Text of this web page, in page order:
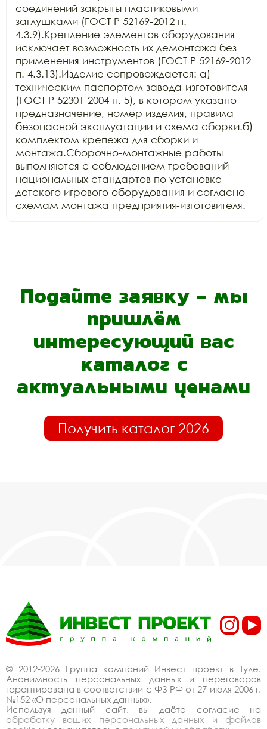
соединений закрыты пластиковыми
заглушками (ГОСТ Р 52169-2012 п.
4.3.9).Крепление элементов оборудования
исключает возможность их демонтажа без
применения инструментов (ГОСТ Р 52169-2012
п. 4.3.13).Изделие сопровождается: а)
техническим паспортом завода-изготовителя
(ГОСТ Р 52301-2004 п. 5), в котором указано
предназначение, номер изделия, правила
безопасной эксплуатации и схема сборки.б)
комплектом крепежа для сборки и
монтажа.Сборочно-монтажные работы
выполняются с соблюдением требований
национальных стандартов по установке
детского игрового оборудования и согласно
схемам монтажа предприятия-изготовителя.
Подайте заявку - мы
пришлём
интересующий вас
каталог с
актуальными ценами
Получить каталог 2026
© 2012-2026 Группа компаний Инвест проект в Туле.
Анонимность персональных данных и переговоров
гарантирована в соответствии с ФЗ РФ от 27 июля 2006 г.
№152 «О персональных данных».
Используя данный сайт, вы даёте согласие на
обработку ваших персональных данных и файлов